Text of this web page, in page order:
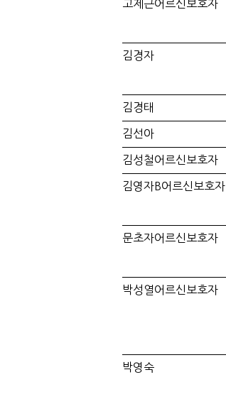
고제근어르신보호자
김경자
김경태
김선아
김성철어르신보호자
김영자B어르신보호자
문초자어르신보호자
박성열어르신보호자
박영숙